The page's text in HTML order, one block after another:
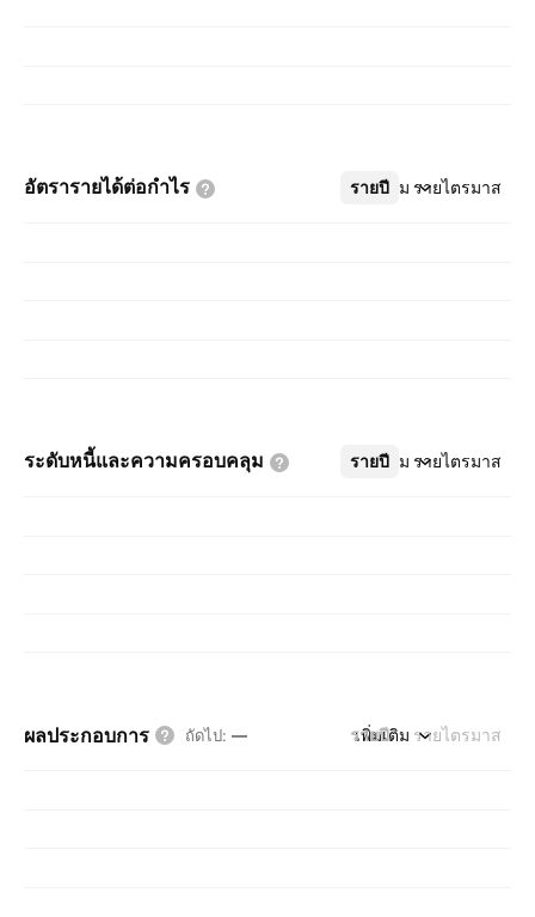
อัตรารายได้ต่อกำไร รายปี รายไตรมาส
เพิ่มเติม
ระดับหนี้และความครอบคลุม รายปี รายไตรมาส
เพิ่มเติม
ผลประกอบการ ถัดไป: — รายปี รายไตรมาส
เพิ่มเติม